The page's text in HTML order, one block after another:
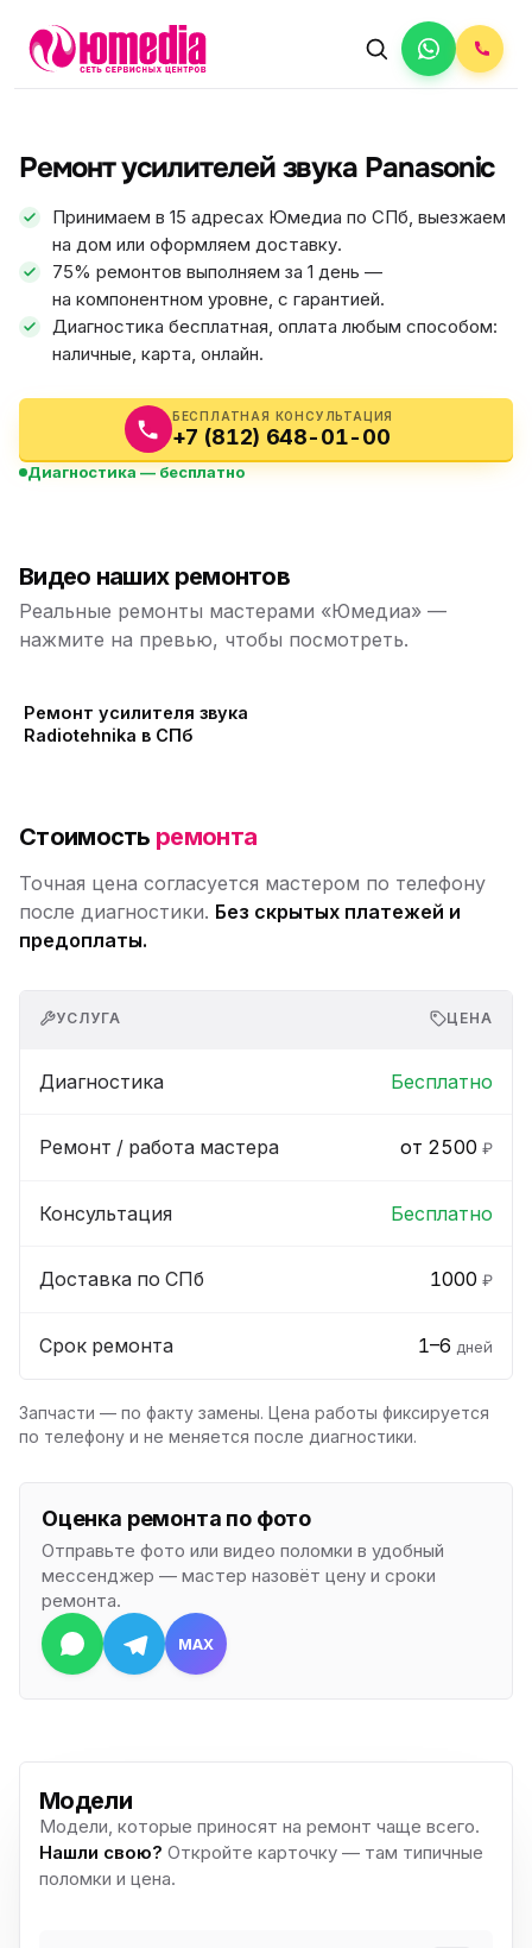
Ремонт усилителей звука Panasonic
Принимаем в 15 адресах Юмедиа по СПб, выезжаем
на дом или оформляем доставку.
75% ремонтов выполняем за 1 день —
на компонентном уровне, с гарантией.
Диагностика бесплатная, оплата любым способом:
наличные, карта, онлайн.
БЕСПЛАТНАЯ КОНСУЛЬТАЦИЯ
+7 (812) 648-01-00
Диагностика — бесплатно
ФИКС ЦЕНА 5.0
АВТОРИЗОВАННЫЙ СЕРВИС
Видео наших ремонтов
Реальные ремонты мастерами «Юмедиа» —
нажмите на превью, чтобы посмотреть.
Ремонт усилителя звука
Radiotehnika в СПб
Стоимость ремонта
Точная цена согласуется мастером по телефону
после диагностики. Без скрытых платежей и
предоплаты.
УСЛУГА ЦЕНА
Диагностика Бесплатно
Ремонт / работа мастера от 2500 ₽
Консультация Бесплатно
Доставка по СПб 1000 ₽
Срок ремонта 1–6 дней
Запчасти — по факту замены. Цена работы фиксируется
по телефону и не меняется после диагностики.
Оценка ремонта по фото
Отправьте фото или видео поломки в удобный
мессенджер — мастер назовёт цену и сроки
ремонта.
MAX
Модели
Модели, которые приносят на ремонт чаще всего.
Нашли свою? Откройте карточку — там типичные
поломки и цена.